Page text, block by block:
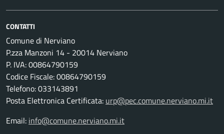
CONTATTI
Comune di Nerviano
P.zza Manzoni 14 - 20014 Nerviano
P. IVA: 00864790159
Codice Fiscale: 00864790159
Telefono: 033143891
Posta Elettronica Certificata: urp@pec.comune.nerviano.mi.it
Email: info@comune.nerviano.mi.it